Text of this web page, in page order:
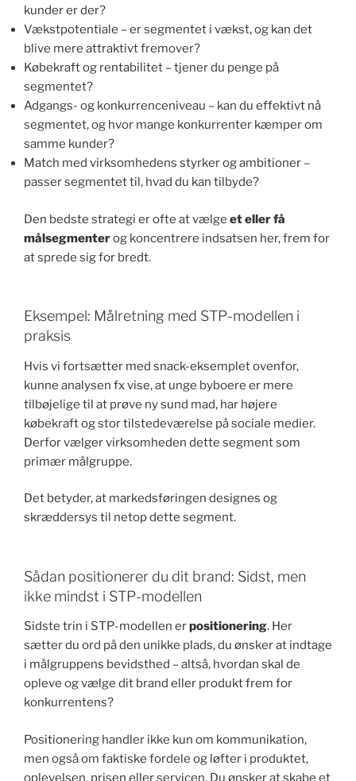
kunder er der?
Vækstpotentiale – er segmentet i vækst, og kan det
blive mere attraktivt fremover?
Købekraft og rentabilitet – tjener du penge på
segmentet?
Adgangs- og konkurrenceniveau – kan du effektivt nå
segmentet, og hvor mange konkurrenter kæmper om
samme kunder?
Match med virksomhedens styrker og ambitioner –
passer segmentet til, hvad du kan tilbyde?
Den bedste strategi er ofte at vælge et eller få
målsegmenterog koncentrere indsatsen her, frem for
at sprede sig for bredt.
Eksempel: Målretning med STP-modellen i
praksis
Hvis vi fortsætter med snack-eksemplet ovenfor,
kunne analysen fx vise, at unge byboere er mere
tilbøjelige til at prøve ny sund mad, har højere
købekraft og stor tilstedeværelse på sociale medier.
Derfor vælger virksomheden dette segment som
primær målgruppe.
Det betyder, at markedsføringen designes og
skræddersys til netop dette segment.
Sådan positionerer du dit brand: Sidst, men
ikke mindst i STP-modellen
Sidste trin i STP-modellen erpositionering. Her
sætter du ord på den unikke plads, du ønsker at indtage
i målgruppens bevidsthed – altså, hvordan skal de
opleve og vælge dit brand eller produkt frem for
konkurrentens?
Positionering handler ikke kun om kommunikation,
men også om faktiske fordele og løfter i produktet,
oplevelsen, prisen eller servicen. Du ønsker at skabe et